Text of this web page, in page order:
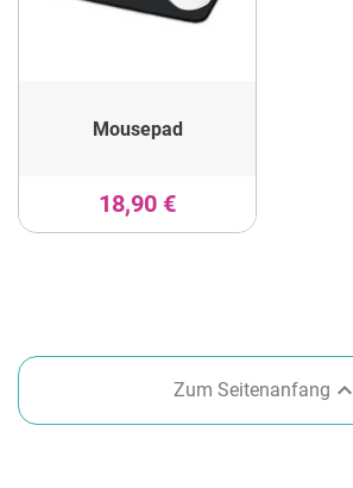
Mousepad
18,90 €
Zum Seitenanfang 